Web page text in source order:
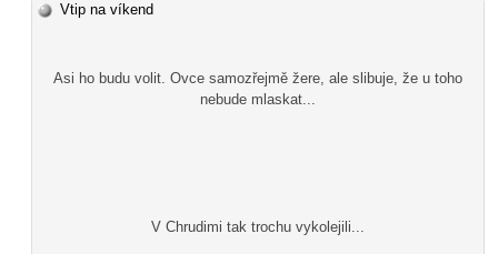
Vtip na víkend
Asi ho budu volit. Ovce samozřejmě žere, ale slibuje, že u toho
nebude mlaskat...
V Chrudimi tak trochu vykolejili...